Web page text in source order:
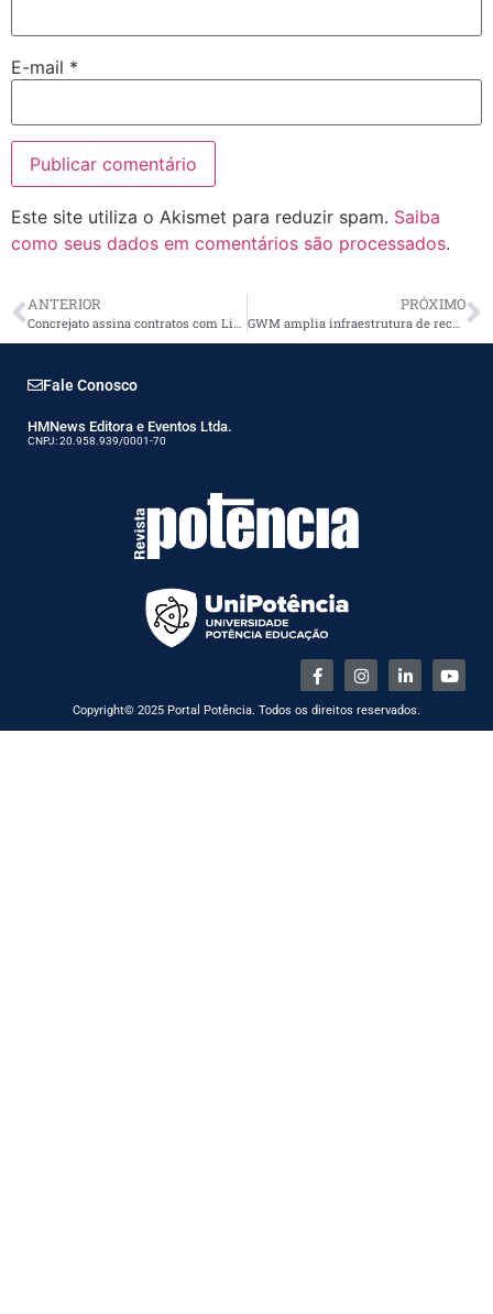
E-mail *
Este site utiliza o Akismet para reduzir spam. Saiba
como seus dados em comentários são processados.
ANTERIOR
Concrejato assina contratos com Light e ES Gás para manutenção e modernização de redes de energia e gás
PRÓXIMO
GWM amplia infraestrutura de recarga com sete novos pontos e 32 carregadores instalados
Fale Conosco
HMNews Editora e Eventos Ltda.
CNPJ: 20.958.939/0001-70
Copyright© 2025 Portal Potência. Todos os direitos reservados.